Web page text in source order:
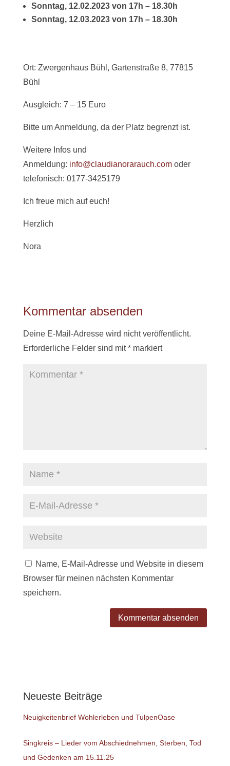
Sonntag, 12.02.2023 von 17h – 18.30h
Sonntag, 12.03.2023 von 17h – 18.30h
Ort: Zwergenhaus Bühl, Gartenstraße 8, 77815
Bühl
Ausgleich: 7 – 15 Euro
Bitte um Anmeldung, da der Platz begrenzt ist.
Weitere Infos und
Anmeldung: info@claudianorarauch.comoder
telefonisch: 0177-3425179
Ich freue mich auf euch!
Herzlich
Nora
Kommentar absenden
Deine E-Mail-Adresse wird nicht veröffentlicht.
Erforderliche Felder sind mit*markiert
Name, E-Mail-Adresse und Website in diesem
Browser für meinen nächsten Kommentar
speichern.
Neueste Beiträge
Neuigkeitenbrief Wohlerleben und TulpenOase
Singkreis – Lieder vom Abschiednehmen, Sterben, Tod
und Gedenken am 15.11.25